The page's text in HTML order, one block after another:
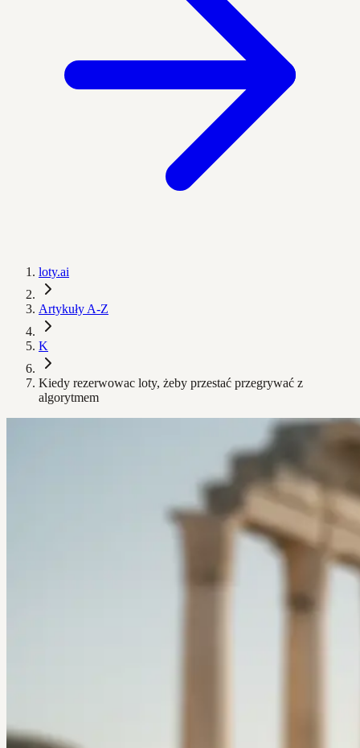
loty.ai
Artykuły A-Z
K
Kiedy rezerwowac loty, żeby przestać przegrywać z
algorytmem